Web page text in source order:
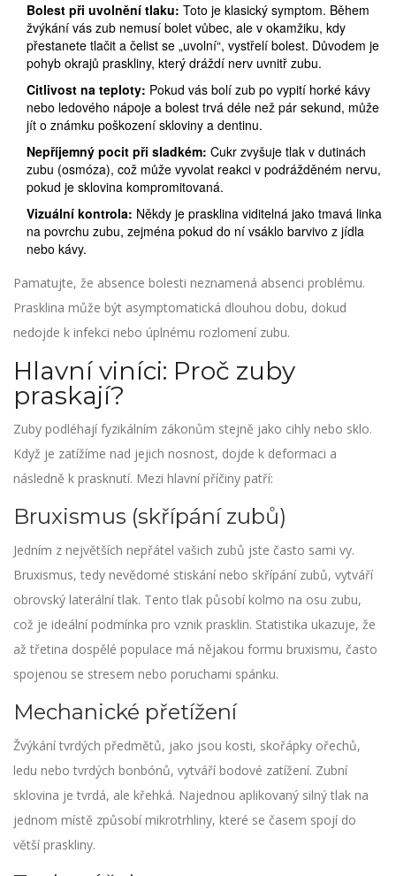
Bolest při uvolnění tlaku: Toto je klasický symptom. Během
žvýkání vás zub nemusí bolet vůbec, ale v okamžiku, kdy
přestanete tlačit a čelist se „uvolní“, vystřelí bolest. Důvodem je
pohyb okrajů praskliny, který dráždí nerv uvnitř zubu.
Citlivost na teploty: Pokud vás bolí zub po vypití horké kávy
nebo ledového nápoje a bolest trvá déle než pár sekund, může
jít o známku poškození skloviny a dentinu.
Nepříjemný pocit při sladkém: Cukr zvyšuje tlak v dutinách
zubu (osmóza), což může vyvolat reakci v podrážděném nervu,
pokud je sklovina kompromitovaná.
Vizuální kontrola: Někdy je prasklina viditelná jako tmavá linka
na povrchu zubu, zejména pokud do ní vsáklo barvivo z jídla
nebo kávy.
Pamatujte, že absence bolesti neznamená absenci problému.
Prasklina může být asymptomatická dlouhou dobu, dokud
nedojde k infekci nebo úplnému rozlomení zubu.
Hlavní viníci: Proč zuby
praskají?
Zuby podléhají fyzikálním zákonům stejně jako cihly nebo sklo.
Když je zatížíme nad jejich nosnost, dojde k deformaci a
následně k prasknutí. Mezi hlavní příčiny patří:
Bruxismus (skřípání zubů)
Jedním z největších nepřátel vašich zubů jste často sami vy.
Bruxismus, tedy nevědomé stiskání nebo skřípání zubů, vytváří
obrovský laterální tlak. Tento tlak působí kolmo na osu zubu,
což je ideální podmínka pro vznik prasklin. Statistika ukazuje, že
až třetina dospělé populace má nějakou formu bruxismu, často
spojenou se stresem nebo poruchami spánku.
Mechanické přetížení
Žvýkání tvrdých předmětů, jako jsou kosti, skořápky ořechů,
ledu nebo tvrdých bonbónů, vytváří bodové zatížení. Zubní
sklovina je tvrdá, ale křehká. Najednou aplikovaný silný tlak na
jednom místě způsobí mikrotrhliny, které se časem spojí do
větší praskliny.